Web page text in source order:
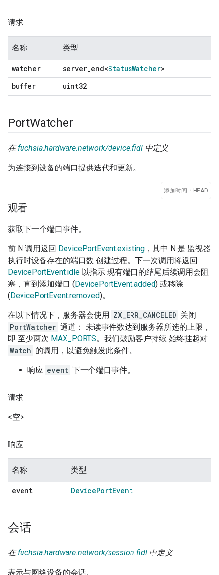
请求
名称 类型
watcher server end<StatusWatcher>
buffer
uint32
PortWatcher
在fuchsia.hardware.network/device.fidl 中定义
为连接到设备的端口提供迭代和更新。
添加时间：HEAD
观看
获取下一个端口事件。
前 N 调用返回 DevicePortEvent.existing ，其中 N 是 监视器
执行时设备存在的端口数 创建过程。下一次调用将返回
DevicePortEvent.idle 以指示 现有端口的结尾后续调用会阻
塞，直到添加端口 (DevicePortEvent.added) 或移除
(DevicePortEvent.removed)。
在以下情况下，服务器会使用 ZX_ERR_CANCELED 关闭
PortWatcher 通道： 未读事件数达到服务器所选的上限，
即 至少两次 MAX_PORTS。我们鼓励客户持续 始终挂起对
Watch 的调用，以避免触发此条件。
响应 event 下一个端口事件。
请求
<空>
响应
名称 类型
event DevicePortEvent
会话
在fuchsia.hardware.network/session.fidl 中定义
表示与网络设备的会话。